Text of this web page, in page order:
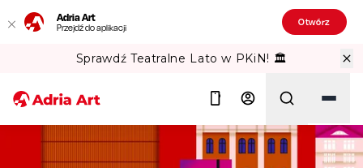
Adria Art
Przejdź do aplikacji Otwórz
Sprawdź Teatralne Lato w PKiN! 🏛️